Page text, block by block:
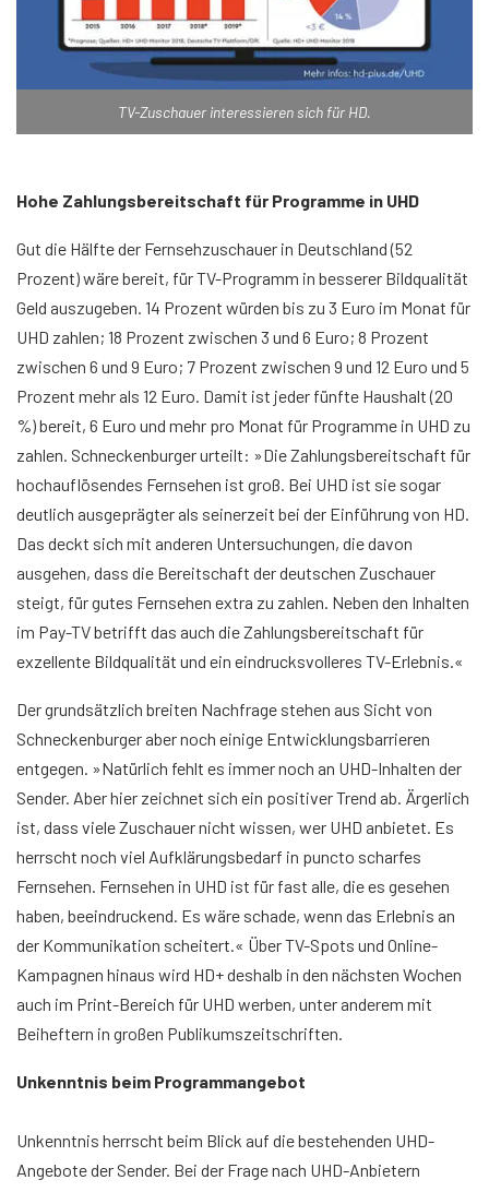
TV-Zuschauer interessieren sich für HD.
Hohe Zahlungsbereitschaft für Programme in UHD
Gut die Hälfte der Fernsehzuschauer in Deutschland (52
Prozent) wäre bereit, für TV-Programm in besserer Bildqualität
Geld auszugeben. 14 Prozent würden bis zu 3 Euro im Monat für
UHD zahlen; 18 Prozent zwischen 3 und 6 Euro; 8 Prozent
zwischen 6 und 9 Euro; 7 Prozent zwischen 9 und 12 Euro und 5
Prozent mehr als 12 Euro. Damit ist jeder fünfte Haushalt (20
%) bereit, 6 Euro und mehr pro Monat für Programme in UHD zu
zahlen. Schneckenburger urteilt: »Die Zahlungsbereitschaft für
hochauflösendes Fernsehen ist groß. Bei UHD ist sie sogar
deutlich ausgeprägter als seinerzeit bei der Einführung von HD.
Das deckt sich mit anderen Untersuchungen, die davon
ausgehen, dass die Bereitschaft der deutschen Zuschauer
steigt, für gutes Fernsehen extra zu zahlen. Neben den Inhalten
im Pay-TV betrifft das auch die Zahlungsbereitschaft für
exzellente Bildqualität und ein eindrucksvolleres TV-Erlebnis.«
Der grundsätzlich breiten Nachfrage stehen aus Sicht von
Schneckenburger aber noch einige Entwicklungsbarrieren
entgegen. »Natürlich fehlt es immer noch an UHD-Inhalten der
Sender. Aber hier zeichnet sich ein positiver Trend ab. Ärgerlich
ist, dass viele Zuschauer nicht wissen, wer UHD anbietet. Es
herrscht noch viel Aufklärungsbedarf in puncto scharfes
Fernsehen. Fernsehen in UHD ist für fast alle, die es gesehen
haben, beeindruckend. Es wäre schade, wenn das Erlebnis an
der Kommunikation scheitert.« Über TV-Spots und Online-
Kampagnen hinaus wird HD+ deshalb in den nächsten Wochen
auch im Print-Bereich für UHD werben, unter anderem mit
Beiheftern in großen Publikumszeitschriften.
Unkenntnis beim Programmangebot
Unkenntnis herrscht beim Blick auf die bestehenden UHD-
Angebote der Sender. Bei der Frage nach UHD-Anbietern